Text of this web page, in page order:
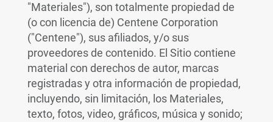
"Materiales"), son totalmente propiedad de
(o con licencia de) Centene Corporation
("Centene"), sus afiliados, y/o sus
proveedores de contenido. El Sitio contiene
material con derechos de autor, marcas
registradas y otra información de propiedad,
incluyendo, sin limitación, los Materiales,
texto, fotos, video, gráficos, música y sonido;